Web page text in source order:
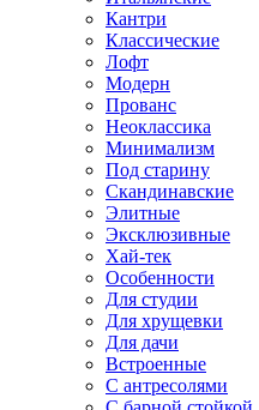
Кантри
Классические
Лофт
Модерн
Прованс
Неоклассика
Минимализм
Под старину
Скандинавские
Элитные
Эксклюзивные
Хай-тек
Особенности
Для студии
Для хрущевки
Для дачи
Встроенные
С антресолями